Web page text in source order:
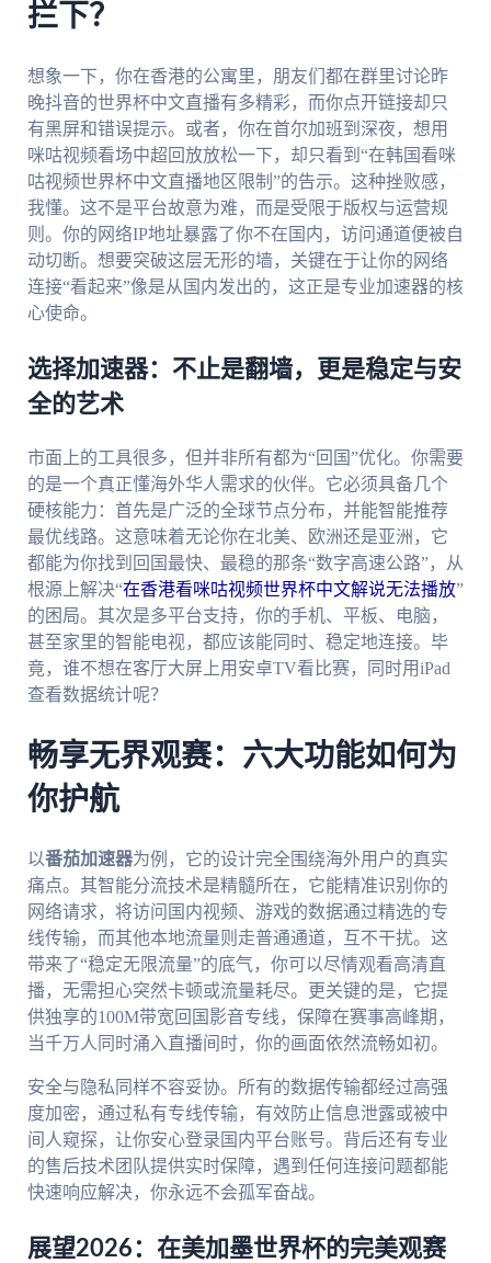
拦下？
想象一下，你在香港的公寓里，朋友们都在群里讨论昨
晚抖音的世界杯中文直播有多精彩，而你点开链接却只
有黑屏和错误提示。或者，你在首尔加班到深夜，想用
咪咕视频看场中超回放放松一下，却只看到“在韩国看咪
咕视频世界杯中文直播地区限制”的告示。这种挫败感，
我懂。这不是平台故意为难，而是受限于版权与运营规
则。你的网络IP地址暴露了你不在国内，访问通道便被自
动切断。想要突破这层无形的墙，关键在于让你的网络
连接“看起来”像是从国内发出的，这正是专业加速器的核
心使命。
选择加速器：不止是翻墙，更是稳定与安
全的艺术
市面上的工具很多，但并非所有都为“回国”优化。你需要
的是一个真正懂海外华人需求的伙伴。它必须具备几个
硬核能力：首先是广泛的全球节点分布，并能智能推荐
最优线路。这意味着无论你在北美、欧洲还是亚洲，它
都能为你找到回国最快、最稳的那条“数字高速公路”，从
根源上解决“在香港看咪咕视频世界杯中文解说无法播放”
的困局。其次是多平台支持，你的手机、平板、电脑，
甚至家里的智能电视，都应该能同时、稳定地连接。毕
竟，谁不想在客厅大屏上用安卓TV看比赛，同时用iPad
查看数据统计呢？
畅享无界观赛：六大功能如何为
你护航
以番茄加速器为例，它的设计完全围绕海外用户的真实
痛点。其智能分流技术是精髓所在，它能精准识别你的
网络请求，将访问国内视频、游戏的数据通过精选的专
线传输，而其他本地流量则走普通通道，互不干扰。这
带来了“稳定无限流量”的底气，你可以尽情观看高清直
播，无需担心突然卡顿或流量耗尽。更关键的是，它提
供独享的100M带宽回国影音专线，保障在赛事高峰期，
当千万人同时涌入直播间时，你的画面依然流畅如初。
安全与隐私同样不容妥协。所有的数据传输都经过高强
度加密，通过私有专线传输，有效防止信息泄露或被中
间人窥探，让你安心登录国内平台账号。背后还有专业
的售后技术团队提供实时保障，遇到任何连接问题都能
快速响应解决，你永远不会孤军奋战。
展望2026：在美加墨世界杯的完美观赛